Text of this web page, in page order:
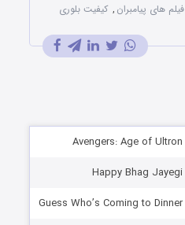
فیلم های پیامبران , کیفیت بلوری